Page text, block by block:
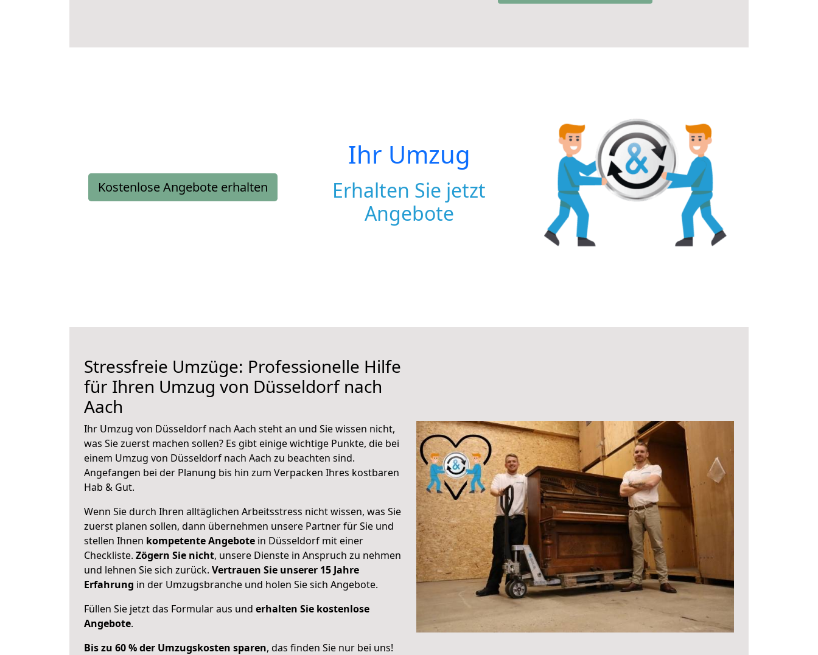
Kostenlose Angebote erhalten
Ihr Umzug
Erhalten Sie jetzt
Angebote
Stressfreie Umzüge: Professionelle Hilfe
für Ihren Umzug von Düsseldorf nach
Aach
Ihr Umzug von Düsseldorf nach Aach steht an und Sie wissen nicht,
was Sie zuerst machen sollen? Es gibt einige wichtige Punkte, die bei
einem Umzug von Düsseldorf nach Aach zu beachten sind.
Angefangen bei der Planung bis hin zum Verpacken Ihres kostbaren
Hab & Gut.
Wenn Sie durch Ihren alltäglichen Arbeitsstress nicht wissen, was Sie
zuerst planen sollen, dann übernehmen unsere Partner für Sie und
stellen Ihnen kompetente Angebote in Düsseldorf mit einer
Checkliste. Zögern Sie nicht, unsere Dienste in Anspruch zu nehmen
und lehnen Sie sich zurück. Vertrauen Sie unserer 15 Jahre
Erfahrung in der Umzugsbranche und holen Sie sich Angebote.
Füllen Sie jetzt das Formular aus und erhalten Sie kostenlose
Angebote.
Bis zu 60 % der Umzugskosten sparen, das finden Sie nur bei uns!